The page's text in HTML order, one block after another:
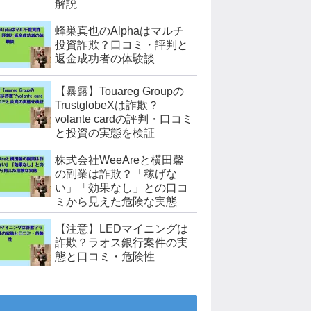
解説
蜂巣真也のAlphaはマルチ
投資詐欺？口コミ・評判と
返金成功者の体験談
【暴露】Touareg Groupの
TrustglobeXは詐欺？
volante cardの評判・口コミ
と投資の実態を検証
株式会社WeeAreと横田馨
の副業は詐欺？「稼げな
い」「効果なし」との口コ
ミから見えた危険な実態
【注意】LEDマイニングは
詐欺？ラオス銀行案件の実
態と口コミ・危険性